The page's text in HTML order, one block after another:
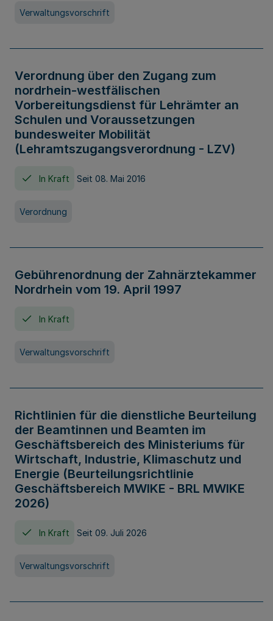
Verwaltungsvorschrift
Verordnung über den Zugang zum
nordrhein-westfälischen
Vorbereitungsdienst für Lehrämter an
Schulen und Voraussetzungen
bundesweiter Mobilität
(Lehramtszugangsverordnung - LZV)
In Kraft Seit 08. Mai 2016
Verordnung
Gebührenordnung der Zahnärztekammer
Nordrhein vom 19. April 1997
In Kraft
Verwaltungsvorschrift
Richtlinien für die dienstliche Beurteilung
der Beamtinnen und Beamten im
Geschäftsbereich des Ministeriums für
Wirtschaft, Industrie, Klimaschutz und
Energie (Beurteilungsrichtlinie
Geschäftsbereich MWIKE - BRL MWIKE
2026)
In Kraft Seit 09. Juli 2026
Verwaltungsvorschrift